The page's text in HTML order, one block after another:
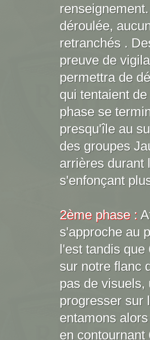
déroulée,
retranchés .
preuve de
permettra de
qui tentaient
phase se
presqu'île au
des groupes
arrières durant
s'enfonçant
2ème phase :
s'approche au
l'est tandis que
sur notre flanc
pas de visuels,
progresser sur
entamons
en